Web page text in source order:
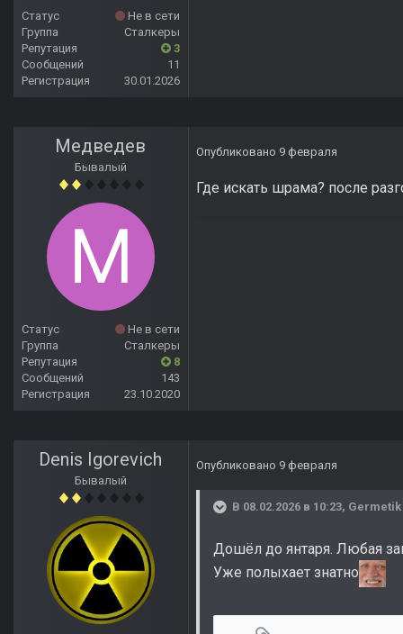
Статус
Не в сети
Группа
Сталкеры
Репутация
3
Сообщений
11
Регистрация
30.01.2026
Медведев
Бывалый
Статус
Не в сети
Группа
Сталкеры
Репутация
8
Сообщений
143
Регистрация
23.10.2020
Опубликовано 9 февраля
Где искать шрама? после
Denis Igorevich
Бывалый
Опубликовано 9 февраля
В 08.02.2026 в 10:23, Germetik
Дошёл до янтаря. Любая
Уже полыхает знатно